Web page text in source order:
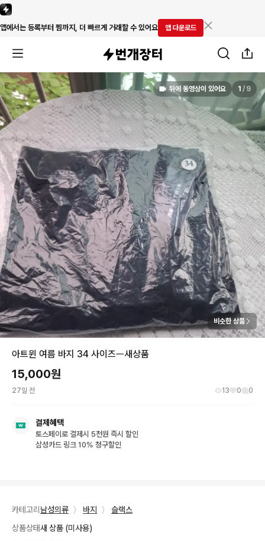
앱에서는 등록부터 찜까지, 더 빠르게 거래할 수 있어요 앱 다운로드
뒤에 동영상이 있어요 1 / 9
비슷한 상품
아트윈 여름 바지 34 사이즈ㅡ새상품
15,000원
27일 전 13 0 0
결제혜택
토스페이로 결제시 5천원 즉시 할인
삼성카드 링크 10% 청구할인
카테고리 남성의류 〉 바지 〉
슬랙스
상품상태새 상품 (미사용)